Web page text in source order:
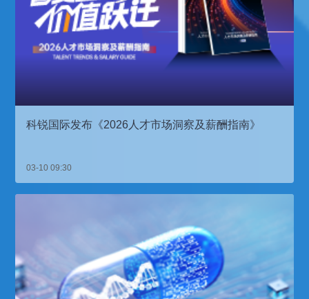
科锐国际发布《2026人才市场洞察及薪酬指南》
03-10 09:30